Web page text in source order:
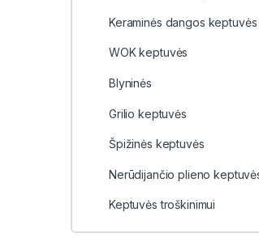
Keraminės dangos keptuvės
WOK keptuvės
Blyninės
Grilio keptuvės
Špižinės keptuvės
Nerūdijančio plieno
Keptuvės troškinimui